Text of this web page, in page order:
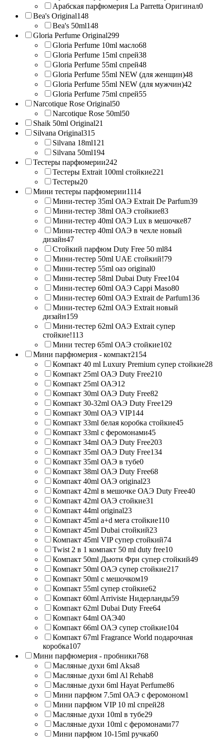
Арабская парфюмерия La Parretta Оригинал0
Bea's Original148
Bea's 50ml148
Gloria Perfume Original299
Gloria Perfume 10ml масло68
Gloria Perfume 15ml спрей38
Gloria Perfume 55ml спрей48
Gloria Perfume 55ml NEW (для женщин)48
Gloria Perfume 55ml NEW (для мужчин)42
Gloria Perfume 75ml спрей55
Narcotique Rose Original50
Narcotique Rose 50ml50
Shaik 50ml Original21
Silvana Original315
Silvana 18ml121
Silvana 50ml194
Тестеры парфюмерии242
Тестеры Extrait 100ml стойкие221
Тестеры20
Мини тестеры парфюмерии1114
Мини-тестер 35ml ОАЭ Extrait De Parfum39
Мини-тестер 38ml ОАЭ стойкие83
Мини-тестер 40ml ОАЭ Lux в мешочке87
Мини-тестер 40ml ОАЭ в чехле новый
дизайн47
Стойкий парфюм Duty Free 50 ml84
Мини-тестер 50ml UAE стойкий!79
Мини-тестер 55ml оаэ original0
Мини-тестер 58ml Dubai Duty Free104
Мини-тестер 60ml ОАЭ Cappi Maso80
Мини-тестер 60ml ОАЭ Extrait de Parfum136
Мини-тестер 62ml ОАЭ Extrait новый
дизайн159
Мини-тестер 62ml ОАЭ Extrait супер
стойкие!113
Мини тестер 65ml ОАЭ стойкие102
Мини парфюмерия - компакт2154
Компакт 40 ml Luxury Premium супер стойкие28
Компакт 25ml ОАЭ Duty Free210
Компакт 25ml ОАЭ12
Компакт 30ml ОАЭ Duty Free82
Компакт 30-32ml ОАЭ Duty Free129
Компакт 30ml ОАЭ VIP144
Компакт 33ml белая коробка стойкие45
Компакт 33ml с феромонами45
Компакт 34ml ОАЭ Duty Free203
Компакт 35ml ОАЭ Duty Free134
Компакт 35ml ОАЭ в тубе0
Компакт 38ml ОАЭ Duty Free68
Компакт 40ml ОАЭ original23
Компакт 42ml в мешочке ОАЭ Duty Free40
Компакт 42ml ОАЭ стойкие31
Компакт 44ml original23
Компакт 45ml a+d мега стойкие110
Компакт 45ml Dubai стойкий23
Компакт 45ml VIP супер стойкий74
Twist 2 в 1 компакт 50 ml duty free10
Компакт 50ml Дьюти Фри супер стойкий49
Компакт 50ml ОАЭ супер стойкие217
Компакт 50ml с мешочком19
Компакт 55ml супер стойкие62
Компакт 60ml Arriviste Нидерланды59
Компакт 62ml Dubai Duty Free64
Компакт 64ml ОАЭ40
Компакт 66ml ОАЭ супер стойкие104
Компакт 67ml Fragrance World подарочная
коробка107
Мини парфюмерия - пробники768
Масляные духи 6ml Aksa8
Масляные духи 6ml Al Rehab8
Масляные духи 6ml Hayat Perfume86
Мини парфюм 7.5ml ОАЭ с феромоном1
Мини парфюм VIP 10 ml спрей28
Масляные духи 10ml в тубе29
Масляные духи 10ml с феромонами77
Мини парфюм 10-15ml ручка60